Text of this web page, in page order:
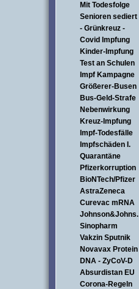
Mit Todesfolge
Senioren sediert
- Grünkreuz -
Covid Impfung
Kinder-Impfung
Test an Schulen
Impf Kampagne
Größerer-Busen
Bus-Geld-Strafe
Nebenwirkung
Kreuz-Impfung
Impf-Todesfälle
Impfschäden I.
Quarantäne
Pfizerkorruption
BioNTech/Pfizer
AstraZeneca
Curevac mRNA
Johnson&Johns.
Sinopharm
Vakzin Sputnik
Novavax Protein
DNA - ZyCoV-D
Absurdistan EU
Corona-Regeln